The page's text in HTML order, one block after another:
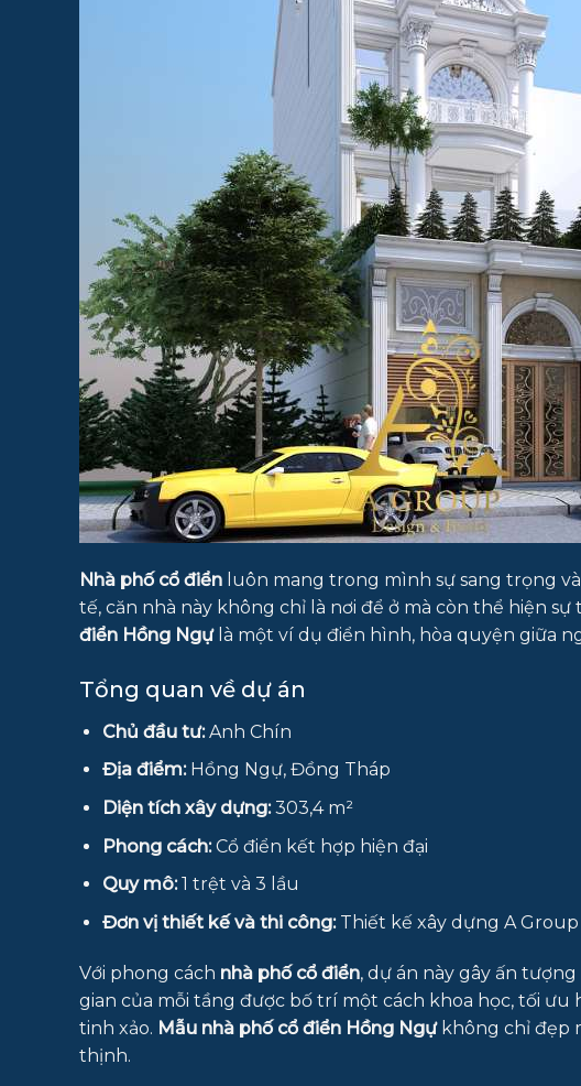
Nhà phố cổ điển luôn mang trong mình sự sang trọng
tế, căn nhà này không chỉ là nơi để ở mà còn thể hiện
điển Hồng Ngựlà một ví dụ điển hình, hòa quyện giữa
Tổng quan về dự án
Chủ đầu tư:Anh Chín
Địa điểm:Hồng Ngự, Đồng Tháp
Diện tích xây dựng:303,4 m²
Phong cách:Cổ điển kết hợp hiện đại
Quy mô:1 trệt và 3 lầu
Đơn vị thiết kế và thi công:Thiết kế xây dựng A Group
Với phong cách nhà phố cổ điển, dự án này gây ấn
gian của mỗi tầng được bố trí một cách khoa học, tối
tinh xảo. Mẫu nhà phố cổ điển Hồng Ngựkhông chỉ đẹp
thịnh.